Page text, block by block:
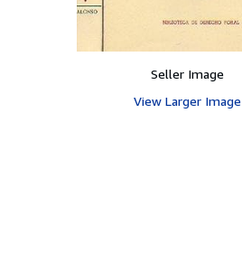
Seller Image
View Larger Image